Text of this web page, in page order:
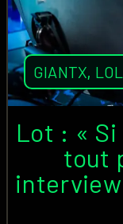
GIANTX, LOL
Lot : « Si
tout